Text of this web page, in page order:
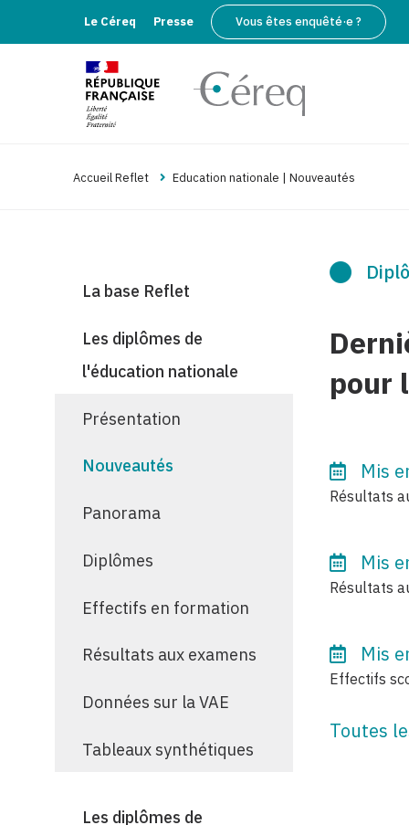
Le Céreq Presse Vous êtes enquêté·e ?
Accueil Reflet Education nationale | Nouveautés
La base Reflet
Les diplômes de
l'éducation nationale
Présentation
Nouveautés
Panorama
Diplômes
Effectifs en formation
Résultats aux examens
Données sur la VAE
Tableaux synthétiques
Les diplômes de
pour
Mis
Résultats
Mis
Résultats
Mis
Effectifs
Toutes